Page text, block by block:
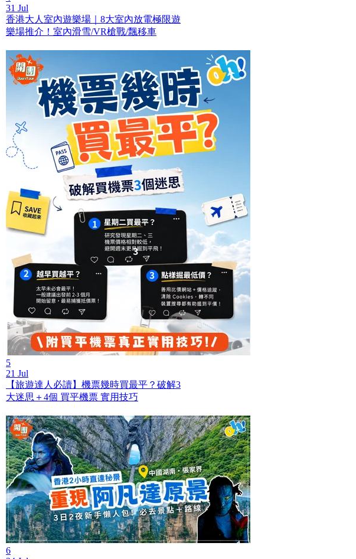
31 Jul
香港大人室內遊樂場｜8大室內放電極限遊
樂場推介！室內滑雪/VR槍戰/飄移車
5
21 Jul
【旅遊達人必讀】機票幾時買最平？破解3
大迷思＋4個 買平機票 實用技巧
6